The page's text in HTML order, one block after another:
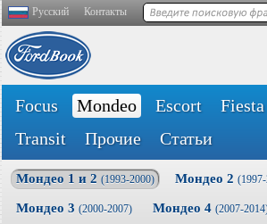
Русский Контакты
Focus Mondeo Escort Fiesta
Transit
Прочие Статьи
Мондео 1 и 2 (1993-2000) Мондео 2
Мондео 3 (2000-2007) Мондео 4 (2007-